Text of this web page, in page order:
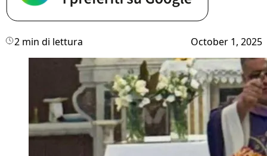
2 min di lettura October 1, 2025